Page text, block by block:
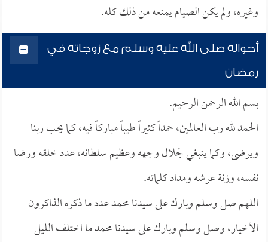
وغيره، ولم يكن الصيام يمنعه من ذلك كله.
أحواله صلى الله عليه وسلم مع زوجاته في
رمضان
بسم الله الرحمن الرحيم.
الحمد لله رب العالمين، حمداً كثيراً طيباً مباركاً فيه، كما يحب ربنا
ويرضى، وكما ينبغي لجلال وجهه وعظيم سلطانه، عدد خلقه ورضا
نفسه، وزنة عرشه ومداد كلماته.
اللهم صل وسلم وبارك على سيدنا محمد عدد ما ذكره الذاكرون
الأخيار، وصل وسلم وبارك على سيدنا محمد ما اختلف الليل